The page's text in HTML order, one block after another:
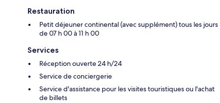
Restauration
Petit déjeuner continental (avec supplément) tous les jours
de 07 h 00 à 11 h 00
Services
Réception ouverte 24 h/24
Service de conciergerie
Service d'assistance pour les visites touristiques ou l'achat
de billets